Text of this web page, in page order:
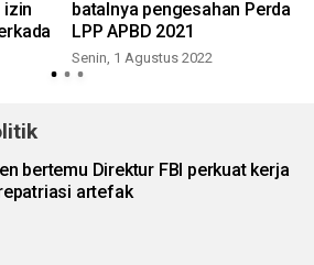
izin
batalnya pengesahan Perda
LPP APBD 2021
Senin, 1 Agustus 2022
bertemu Direktur FBI perkuat kerja
artefak